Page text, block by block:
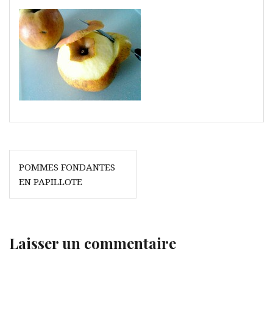
Navigation
de
l’article
POMMES FONDANTES
EN PAPILLOTE
Laisser un commentaire